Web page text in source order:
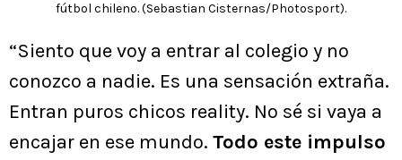
fútbol chileno. (Sebastian Cisternas/Photosport).
“Siento que voy a entrar al colegio y no
conozco a nadie. Es una sensación extraña.
Entran puros chicos reality. No sé si vaya a
encajar en ese mundo. Todo este impulso